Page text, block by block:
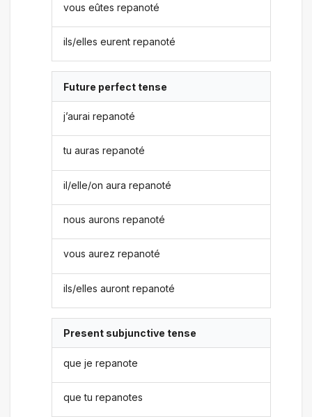
vous eûtes repanoté
ils/elles eurent repanoté
Future perfect tense
j’aurai repanoté
tu auras repanoté
il/elle/on aura repanoté
nous aurons repanoté
vous aurez repanoté
ils/elles auront repanoté
Present subjunctive tense
que je repanote
que tu repanotes